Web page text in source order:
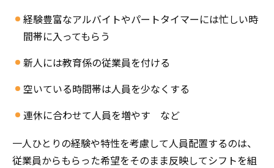
経験豊富なアルバイトやパートタイマーには忙しい時
間帯に入ってもらう
新人には教育係の従業員を付ける
空いている時間帯は人員を少なくする
連休に合わせて人員を増やす など
一人ひとりの経験や特性を考慮して人員配置するのは、
従業員からもらった希望をそのまま反映してシフトを組